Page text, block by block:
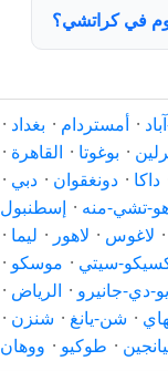
في كراتشي؟
· أمستردام · بغداد ·
· بوغوتا · القاهرة ·
داكا · دونغقوان · دبي ·
تشي-منه · إسطنبول
· لاغوس · لاهور · ليما ·
سيتي · موسكو ·
دي-جانيرو · الرياض ·
· شن-يانغ · شنزن ·
· طوكيو · ووهان